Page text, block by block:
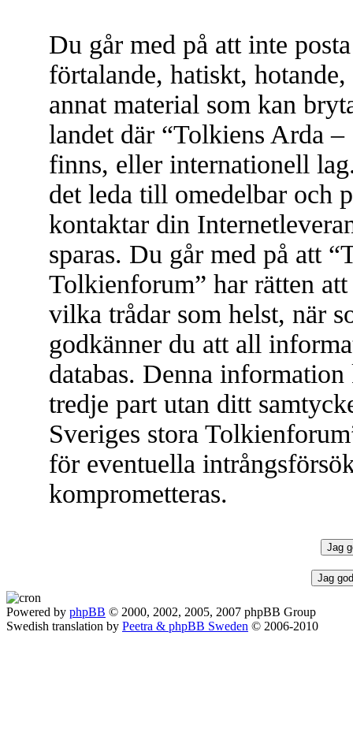
Du går med på att inte
förtalande, hatiskt,
annat material som kan
landet där “Tolkiens Arda
finns, eller internationell
det leda till omedelbar och
kontaktar din
sparas. Du går med på att
Tolkienforum” har rätten
vilka trådar som helst, när
godkänner du att all
databas. Denna
tredje part utan ditt
Sveriges stora
för eventuella
komprometteras.
Powered by phpBB © 2000, 2002, 2005, 2007 phpBB Group
Swedish translation by Peetra & phpBB Sweden © 2006-2010